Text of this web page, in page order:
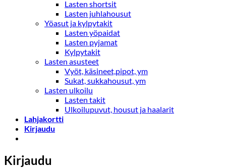
Lasten shortsit
Lasten juhlahousut
Yöasut ja kylpytakit
Lasten yöpaidat
Lasten pyjamat
Kylpytakit
Lasten asusteet
Vyöt, käsineet,pipot, ym
Sukat, sukkahousut, ym
Lasten ulkoilu
Lasten takit
Ulkoilupuvut, housut ja haalarit
Lahjakortti
Kirjaudu
Kirjaudu